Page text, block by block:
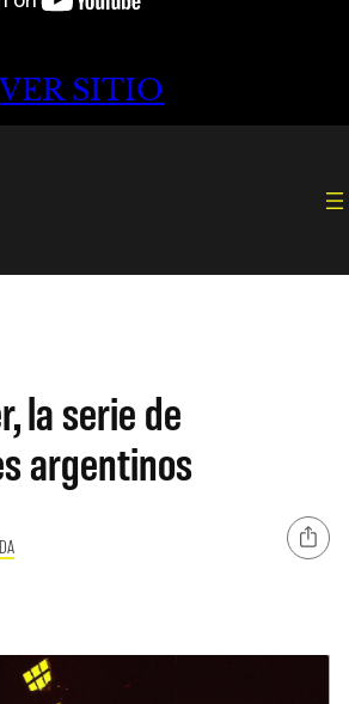
VER SITIO
la serie de
argentinos